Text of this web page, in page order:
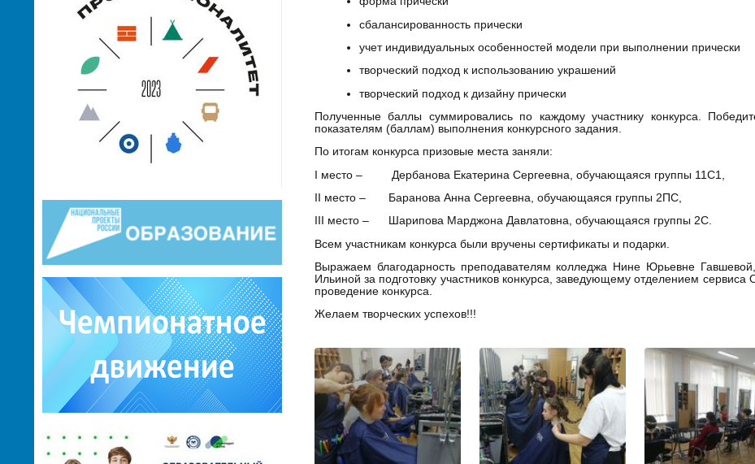
сбалансированность прически
учет индивидуальных особенностей модели при выполнении прически
творческий подход к использованию украшений
творческий подход к дизайну прически
Полученные баллы суммировались по каждому участнику конкурса.
показателям (баллам) выполнения конкурсного задания.
По итогам конкурса призовые места заняли:
I место – Дербанова Екатерина Сергеевна, обучающаяся группы 11С1,
II место – Баранова Анна Сергеевна, обучающаяся группы 2ПС,
III место – Шарипова Марджона Давлатовна, обучающаяся группы 2С.
Всем участникам конкурса были вручены сертификаты и подарки.
Выражаем благодарность преподавателям колледжа Нине Юрьевне
Ильиной за подготовку участников конкурса, заведующему отделением
проведение конкурса.
Желаем творческих успехов!!!